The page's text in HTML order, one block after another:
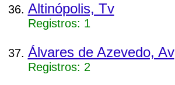
Altinópolis, Tv
Registros: 1
Álvares de Azevedo, Av
Registros: 2